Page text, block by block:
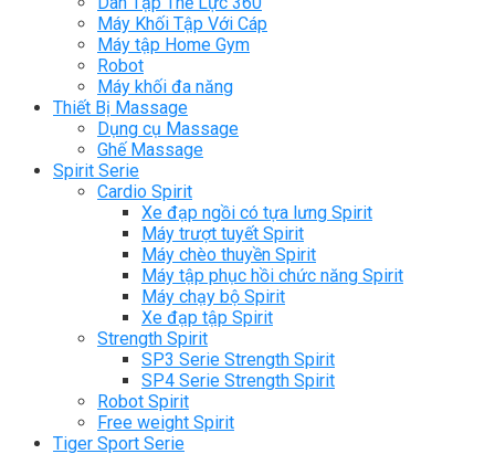
Máy Khối Tập Với Cáp
Máy tập Home Gym
Robot
Máy khối đa năng
Thiết Bị Massage
Dụng cụ Massage
Ghế Massage
Spirit Serie
Cardio Spirit
Xe đạp ngồi có tựa lưng Spirit
Máy trượt tuyết Spirit
Máy chèo thuyền Spirit
Máy tập phục hồi chức năng Spirit
Máy chạy bộ Spirit
Xe đạp tập Spirit
Strength Spirit
SP3 Serie Strength Spirit
SP4 Serie Strength Spirit
Robot Spirit
Free weight Spirit
Tiger Sport Serie